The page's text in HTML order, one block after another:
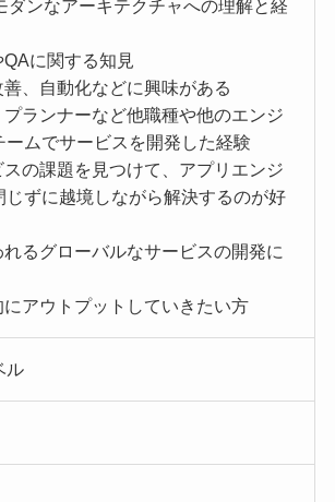
ダンなアーキテクチャへの理解と経
に関する知見
、自動化などに興味がある
ランナーなど他職種や他のエンジ
ームでサービスを開発した経験
の課題を見つけて、アプリエンジ
じずに越境しながら解決するのが好
るグローバルなサービスの開発に
アウトプットしていきたい方
ル